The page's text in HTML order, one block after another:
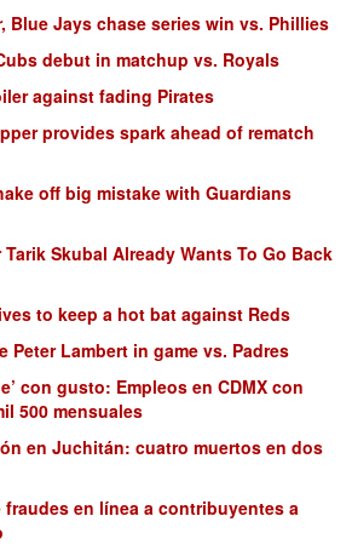
Blue Jays chase series win vs. Phillies
debut in matchup vs. Royals
against fading Pirates
provides spark ahead of rematch
off big mistake with Guardians
Skubal Already Wants To Go Back
to keep a hot bat against Reds
Peter Lambert in game vs. Padres
con gusto: Empleos en CDMX con
500 mensuales
en Juchitán: cuatro muertos en dos
en línea a contribuyentes a